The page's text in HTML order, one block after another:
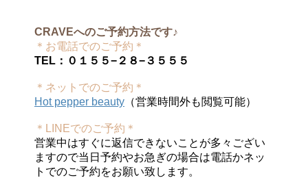
CRAVEへのご予約方法です♪
＊お電話でのご予約＊
TEL：０１５５−２８−３５５５
＊ネットでのご予約＊
Hot pepper beauty （営業時間外も閲覧可能）
＊LINEでのご予約＊
営業中はすぐに返信できないことが多々ござい
ますので当日予約やお急ぎの場合は電話かネッ
トでのご予約をお願い致します。